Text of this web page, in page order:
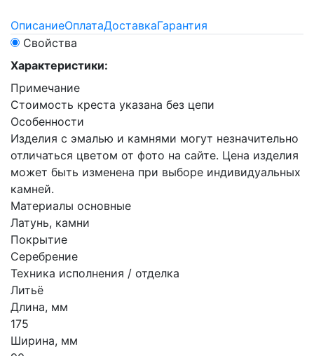
ОписаниеОплатаДоставкаГарантия
Свойства
Характеристики:
Примечание
Стоимость креста указана без цепи
Особенности
Изделия с эмалью и камнями могут незначительно
отличаться цветом от фото на сайте. Цена изделия
может быть изменена при выборе индивидуальных
камней.
Материалы основные
Латунь, камни
Покрытие
Серебрение
Техника исполнения / отделка
Литьё
Длина, мм
175
Ширина, мм